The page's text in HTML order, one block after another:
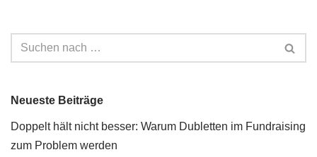
Neueste Beiträge
Doppelt hält nicht besser: Warum Dubletten im Fundraising
zum Problem werden